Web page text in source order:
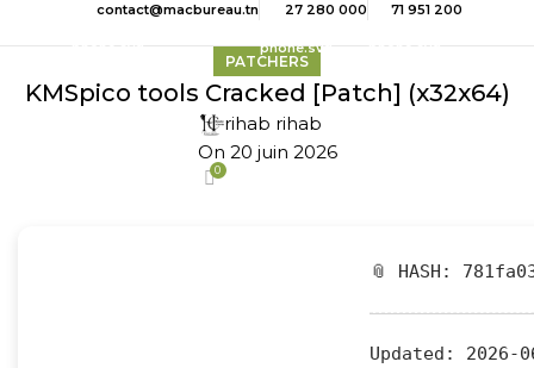
contact@macbureau.tn 27 280 000 71 951 200
PATCHERS
KMSpico tools Cracked [Patch] (x32x64)
rihab rihab
On 20 juin 2026
0
📎 HASH:
Updated: 2026-